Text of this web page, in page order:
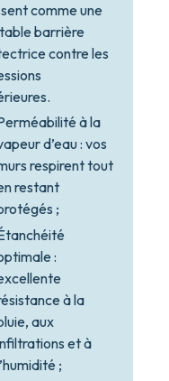
comme une
barrière
contre les
à la
d’eau : vos
respirent tout
restant
;
:
à la
aux
et à
;